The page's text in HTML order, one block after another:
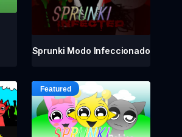
Sprunki Modo Infeccionado